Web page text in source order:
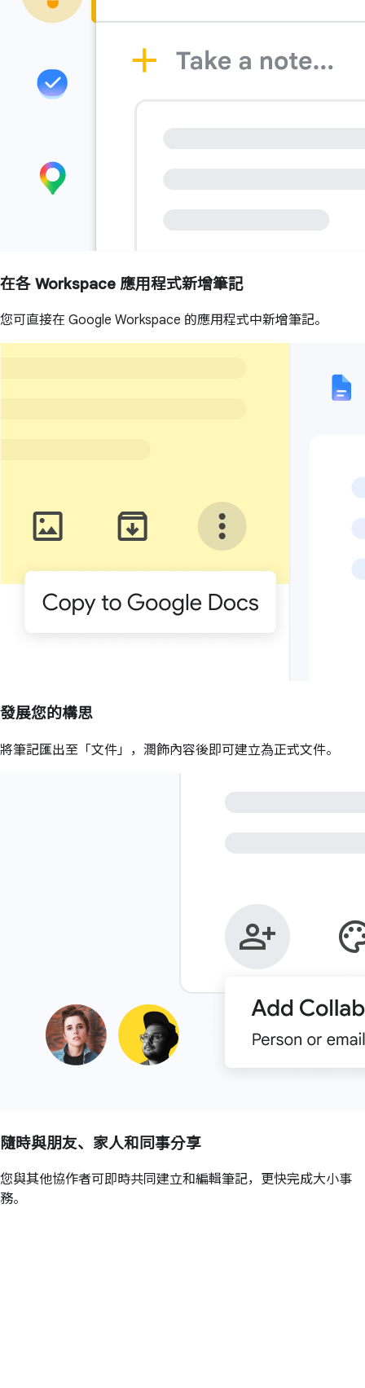
在各 Workspace 應用程式新增筆記
您可直接在 Google Workspace 的應用程式中新增筆記。
發展您的構思
將筆記匯出至「文件」，潤飾內容後即可建立為正式文件。
隨時與朋友、家人和同事分享
您與其他協作者可即時共同建立和編輯筆記，更快完成大小事
務。